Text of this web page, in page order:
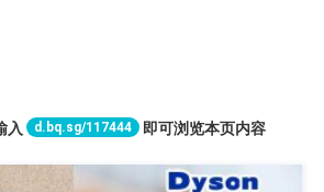
入
d.bq.sg/117444 即可浏览本页内容